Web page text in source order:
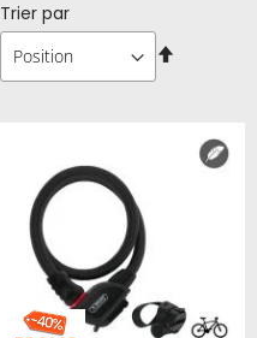
Trier par